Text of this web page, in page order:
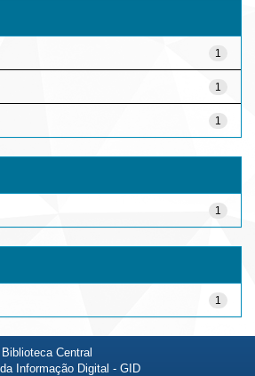
1
1
1
1
1
Central
Informação Digital - GID